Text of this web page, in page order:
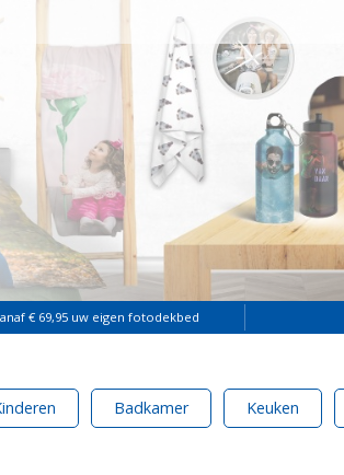
€ 69,95 uw eigen fotodekbed
Badkamer Keuken